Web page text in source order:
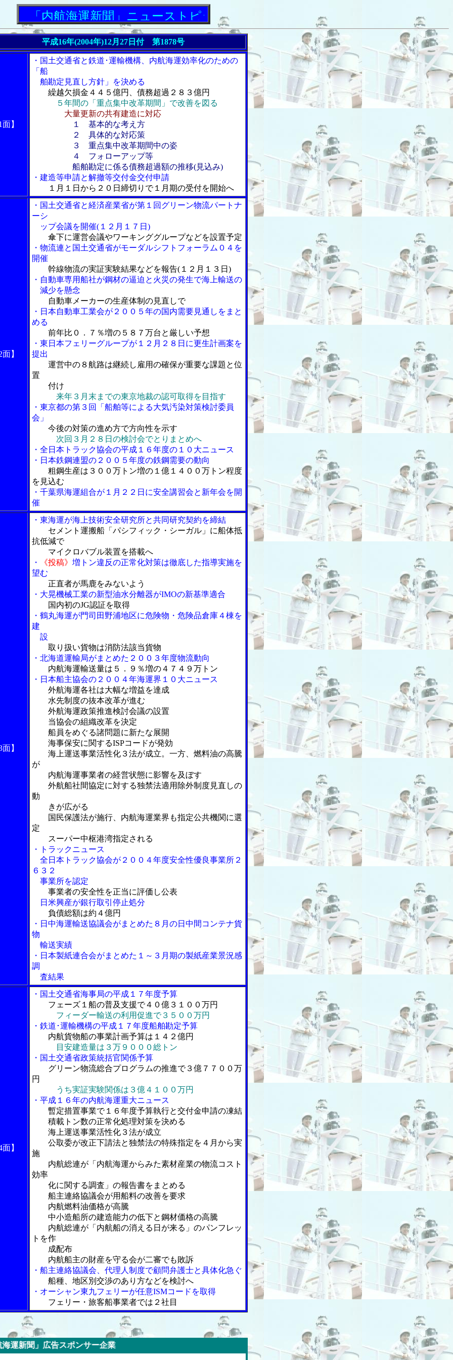
内航海運新聞」ニューストピックス
平成16年(2004年)12月27日付 第1878号
】
・国土交通省と鉄道･運輸機構、内航海運効率化のための
「船
舶勘定見直し方針」を決める
繰越欠損金４４５億円、債務超過２８３億円
５年間の「重点集中改革期間」で改善を図る
大量更新の共有建造に対応
１ 基本的な考え方
２ 具体的な対応策
３ 重点集中改革期間中の姿
４ フォローアップ等
船舶勘定に係る債務超過額の推移(見込み)
・建造等申請と解撤等交付金交付申請
１月１日から２０日締切りで１月期の受付を開始へ
】
・国土交通省と経済産業省が第１回グリーン物流パートナ
ーシ
ップ会議を開催(１２月１７日)
傘下に運営会議やワーキンググループなどを設置予定
・物流連と国土交通省がモーダルシフトフォーラム０４を
開催
幹線物流の実証実験結果などを報告(１２月１３日)
・自動車専用船社が鋼材の逼迫と火災の発生で海上輸送の
減少を懸念
自動車メーカーの生産体制の見直しで
・日本自動車工業会が２００５年の国内需要見通しをまと
める
前年比０．７％増の５８７万台と厳しい予想
・東日本フェリーグループが１２月２８日に更生計画案を
提出
運営中の８航路は継続し雇用の確保が重要な課題と位
置
付け
来年３月末までの東京地裁の認可取得を目指す
・東京都の第３回「船舶等による大気汚染対策検討委員
会」
今後の対策の進め方で方向性を示す
次回３月２８日の検討会でとりまとめへ
・全日本トラック協会の平成１６年度の１０大ニュース
・日本鉄鋼連盟の２００５年度の鉄鋼需要の動向
粗鋼生産は３００万トン増の１億１４００万トン程度
を見込む
・千葉県海運組合が１月２２日に安全講習会と新年会を開
催
】
・東海運が海上技術安全研究所と共同研究契約を締結
セメント運搬船「パシフィック・シーガル」に船体抵
抗低減で
マイクロバブル装置を搭載へ
・
《投稿》 増トン違反の正常化対策は徹底した指導実施を
望む
正直者が馬鹿をみないよう
・大晃機械工業の新型油水分離器がIMOの新基準適合
国内初のJG認証を取得
・鶴丸海運が門司田野浦地区に危険物・危険品倉庫４棟を
建
設
取り扱い貨物は消防法該当貨物
・北海道運輸局がまとめた２００３年度物流動向
内航海運輸送量は５．９％増の４７４９万トン
・日本船主協会の２００４年海運界１０大ニュース
外航海運各社は大幅な増益を達成
水先制度の抜本改革が進む
外航海運政策推進検討会議の設置
当協会の組織改革を決定
船員をめぐる諸問題に新たな展開
海事保安に関するISPコードが発効
海上運送事業活性化３法が成立。一方、燃料油の高騰
が
内航海運事業者の経営状態に影響を及ぼす
外航船社間協定に対する独禁法適用除外制度見直しの
動
きが広がる
国民保護法が施行、内航海運業界も指定公共機関に選
定
スーパー中枢港湾指定される
・トラックニュース
全日本トラック協会が２００４年度安全性優良事業所２
６３２
事業所を認定
事業者の安全性を正当に評価し公表
日米興産が銀行取引停止処分
負債総額は約４億円
・日中海運輸送協議会がまとめた８月の日中間コンテナ貨
物
輸送実績
・日本製紙連合会がまとめた１～３月期の製紙産業景況感
調
査結果
】
・国土交通省海事局の平成１７年度予算
フェーズ１船の普及支援で４０億３１００万円
フィーダー輸送の利用促進で３５００万円
・鉄道･運輸機構の平成１７年度船舶勘定予算
内航貨物船の事業計画予算は１４２億円
目安建造量は３万９０００総トン
・国土交通省政策統括官関係予算
グリーン物流総合プログラムの推進で３億７７００万
円
うち実証実験関係は３億４１００万円
・平成１６年の内航海運重大ニュース
暫定措置事業で１６年度予算執行と交付金申請の凍結
積載トン数の正常化処理対策を決める
海上運送事業活性化３法が成立
公取委が改正下請法と独禁法の特殊指定を４月から実
施
内航総連が「内航海運からみた素材産業の物流コスト
効率
化に関する調査」の報告書をまとめる
船主連絡協議会が用船料の改善を要求
内航燃料油価格が高騰
中小造船所の建造能力の低下と鋼材価格の高騰
内航総連が「内航船の消える日が来る」のパンフレッ
トを作
成配布
内航船主の財産を守る会が二審でも敗訴
・船主連絡協議会、代理人制度で顧問弁護士と具体化急ぐ
船種、地区別交渉のあり方などを検討へ
・オーシャン東九フェリーが任意ISMコードを取得
フェリー・旅客船事業者では２社目
スポンサー企業